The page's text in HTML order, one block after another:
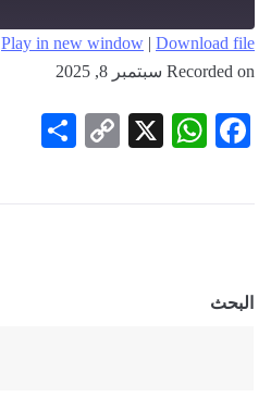
SHARE
LINK
Download file
|
Play in new window
Recorded on سبتمبر 8, 2025
Facebook
WhatsApp
X
Copy
البحث